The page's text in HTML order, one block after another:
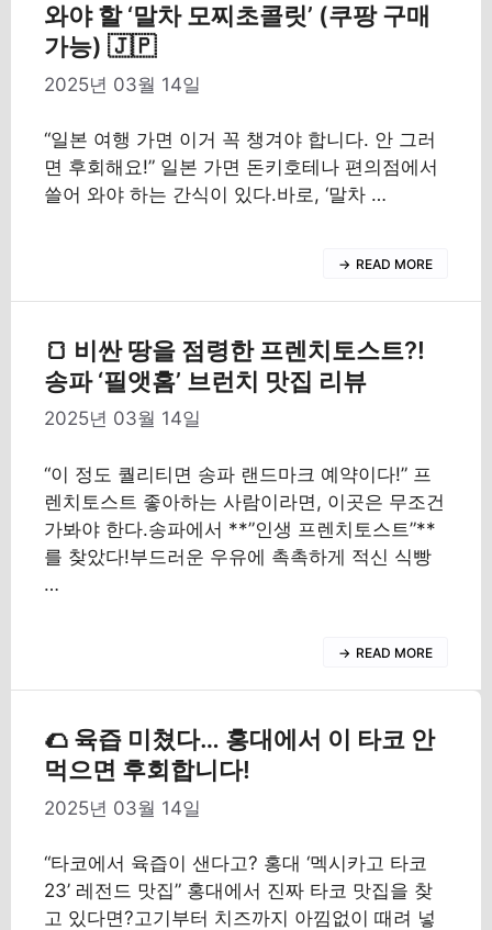
와야 할 ‘말차 모찌초콜릿’ (쿠팡 구매
가능) 🇯🇵
2025년 03월 14일
“일본 여행 가면 이거 꼭 챙겨야 합니다. 안 그러
면 후회해요!” 일본 가면 돈키호테나 편의점에서
쓸어 와야 하는 간식이 있다.바로, ‘말차 …
READ MORE
🍞 비싼 땅을 점령한 프렌치토스트?!
송파 ‘필앳홈’ 브런치 맛집 리뷰
2025년 03월 14일
“이 정도 퀄리티면 송파 랜드마크 예약이다!” 프
렌치토스트 좋아하는 사람이라면, 이곳은 무조건
가봐야 한다.송파에서 **”인생 프렌치토스트”**
를 찾았다!부드러운 우유에 촉촉하게 적신 식빵
…
READ MORE
🌮 육즙 미쳤다… 홍대에서 이 타코 안
먹으면 후회합니다!
2025년 03월 14일
“타코에서 육즙이 샌다고? 홍대 ‘멕시카고 타코
23’ 레전드 맛집” 홍대에서 진짜 타코 맛집을 찾
고 있다면?고기부터 치즈까지 아낌없이 때려 넣